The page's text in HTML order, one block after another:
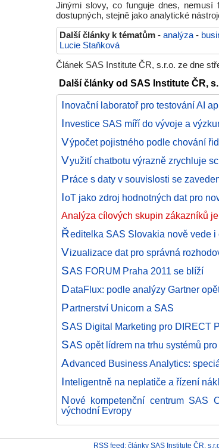
Jinými slovy, co funguje dnes, nemusí
dostupných, stejně jako analytické
Další články k tématům - analýza -
Lucie Staňková
Článek SAS Institute ČR, s.r.o. ze dne
Další články od SAS Institute ČR,
Inovační laboratoř pro testování AI
Investice SAS míří do vývoje a
Výpočet pojistného podle chování
Využití chatbotu výrazně zrychluje
Práce s daty v souvislosti se
IoT jako zdroj hodnotných dat pro
Analýza cílových skupin zákazníků
Ředitelka SAS Slovakia nově vede i
Vizualizace dat pro správná
SAS FORUM Praha 2011 se blíží
DataFlux: podle analýzy Gartner
Partnerství Unicorn a SAS
SAS Digital Marketing pro DIRECT
SAS opět lídrem na trhu systémů
Advanced Business Analytics:
Inteligentně na neplatiče a řízení
Nové kompetenční centrum SAS
východní Evropy
RSS feed: články SAS Institute ČR,